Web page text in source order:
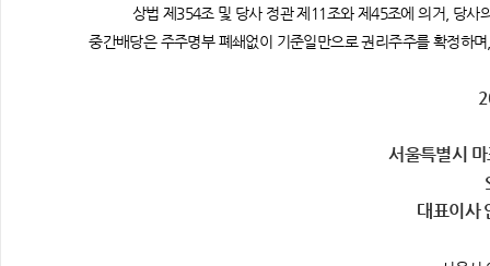
상법 제354조 및 당사 정관 제11조와 제45조에 의거, 당
중간배당은 주주명부 폐쇄없이 기준일만으로 권리주주를 확정하
서울특별시
대표이사